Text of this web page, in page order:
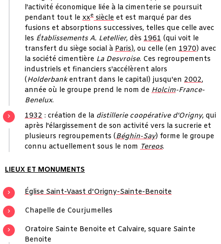
l'activité économique liée à la cimenterie se poursuit
pendant tout le xxe siècle et est marqué par des
fusions et absorptions successives, telles que celle avec
les Établissements A. Letellier, dès 1961 (qui voit le
transfert du siège social à Paris), ou celle (en 1970) avec
la société cimentière La Desvroise. Ces regroupements
industriels et financiers s'accélèrent alors
(Holderbankentrant dans le capital) jusqu'en 2002,
année où le groupe prend le nom de Holcim-France-
Benelux.
1932 : création de la distillerie coopérative d'Origny, qui
après l'élargissement de son activité vers la sucrerie et
plusieurs regroupements (Béghin-Say) forme le groupe
connu actuellement sous le nom Tereos.
LIEUX ET MONUMENTS
Église Saint-Vaast d'Origny-Sainte-Benoite
Chapelle de Courjumelles
Oratoire Sainte Benoite et Calvaire, square Sainte
Benoite